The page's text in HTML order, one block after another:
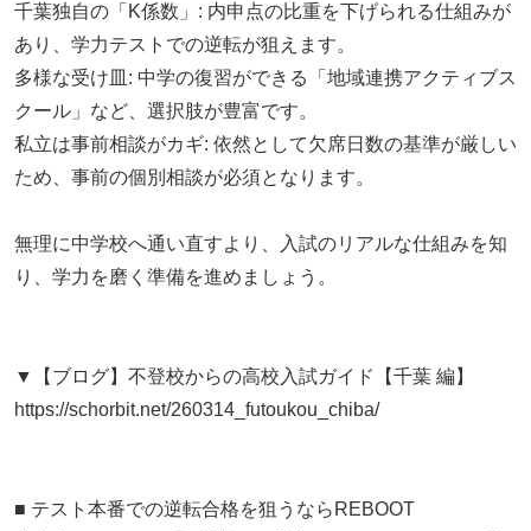
千葉独自の「K係数」: 内申点の比重を下げられる仕組みが
あり、学力テストでの逆転が狙えます。
多様な受け皿: 中学の復習ができる「地域連携アクティブス
クール」など、選択肢が豊富です。
私立は事前相談がカギ: 依然として欠席日数の基準が厳しい
ため、事前の個別相談が必須となります。
無理に中学校へ通い直すより、入試のリアルな仕組みを知
り、学力を磨く準備を進めましょう。
▼【ブログ】不登校からの高校入試ガイド【千葉 編】
https://schorbit.net/260314_futoukou_chiba/
■ テスト本番での逆転合格を狙うならREBOOT